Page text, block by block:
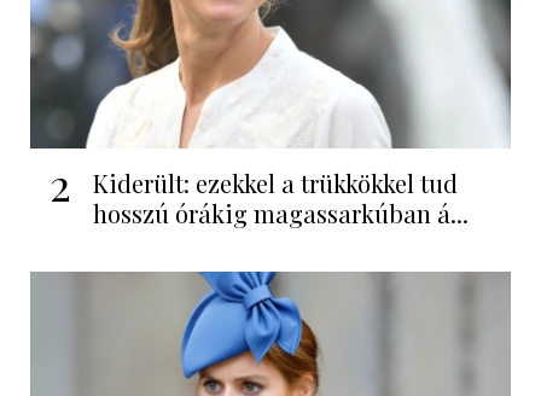
2
Kiderült: ezekkel a trükkökkel tud
hosszú órákig magassarkúban á...